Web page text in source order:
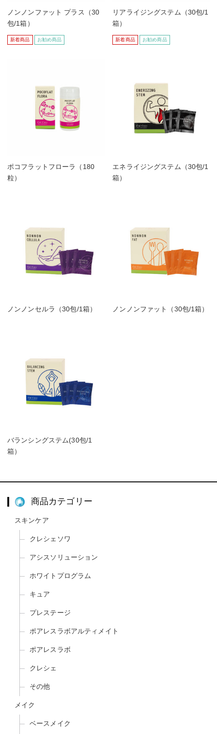
ノンノンファット プラス（30
包/1箱）
新着商品 お勧め商品
リアライジングステム（30包/1
箱）
新着商品 お勧め商品
ポコフラットフローラ（180
粒）
エネライジングステム（30包/1
箱）
ノンノンセルラ（30包/1箱） ノンノンファット（30包/1箱）
バランシングステム(30包/1
箱）
商品カテゴリー
スキンケア
クレシェソワ
アシスソリューション
ホワイトプログラム
キュア
プレステージ
ポアレスラボアルティメイト
ポアレスラボ
クレシェ
その他
メイク
ベースメイク